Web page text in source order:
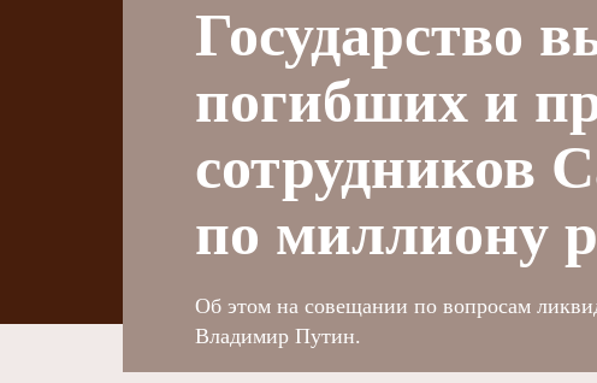
Государство
погибших и
сотрудников
по миллиону
Об этом на совещании по вопросам
Владимир Путин.